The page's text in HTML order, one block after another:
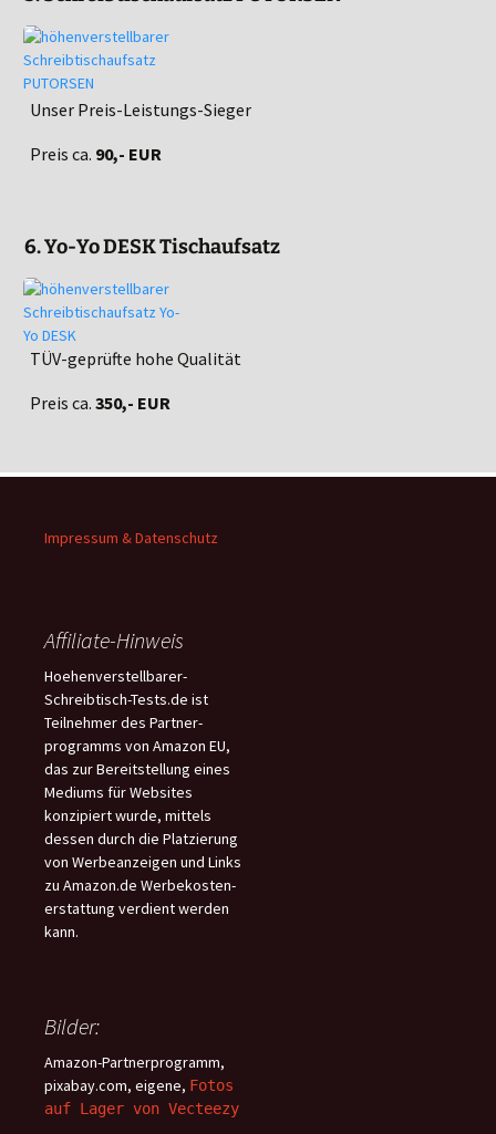
Unser Preis-Leistungs-Sieger
Preis ca. 90,- EUR
6. Yo-Yo DESK Tischaufsatz
TÜV-geprüfte hohe Qualität
Preis ca. 350,- EUR
Impressum & Datenschutz
Affiliate-Hinweis
Hoehenverstellbarer-
Schreibtisch-Tests.de ist
Teilnehmer des Partner-
programms von Amazon EU,
das zur Bereitstellung eines
Mediums für Websites
konzipiert wurde, mittels
dessen durch die Platzierung
von Werbeanzeigen und Links
zu Amazon.de Werbekosten-
erstattung verdient werden
kann.
Bilder:
Amazon-Partnerprogramm,
pixabay.com, eigene, Fotos
auf Lager von Vecteezy